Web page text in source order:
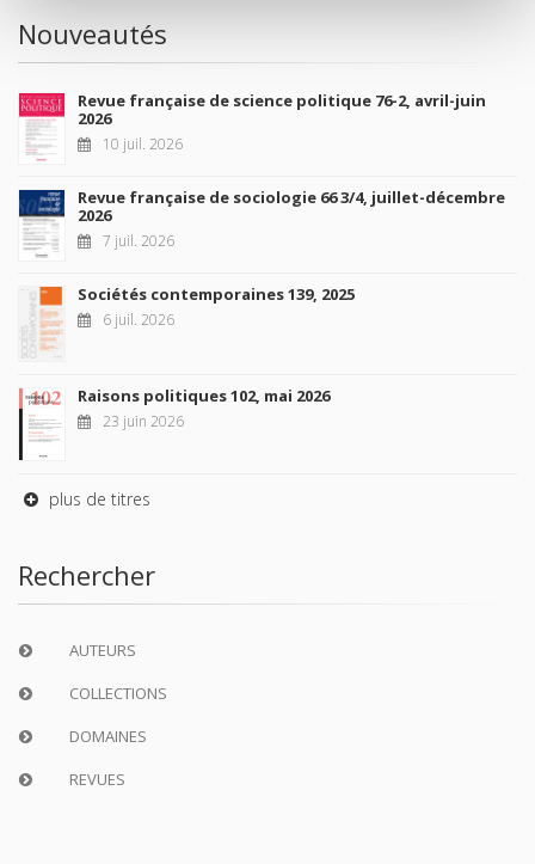
Nouveautés
Revue française de science politique 76-2, avril-juin
2026
10 juil. 2026
Revue française de sociologie 66 3/4, juillet-décembre
2026
7 juil. 2026
Sociétés contemporaines 139, 2025
6 juil. 2026
Raisons politiques 102, mai 2026
23 juin 2026
plus de titres
Rechercher
AUTEURS
COLLECTIONS
DOMAINES
REVUES